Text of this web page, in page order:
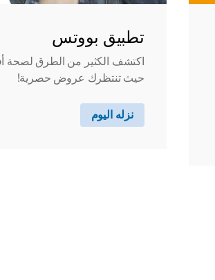
تطبيق بووتس
اكتشف الكثير من الطرق لصحة
حيث تنتظرك عروض حصرية!
نزله اليوم